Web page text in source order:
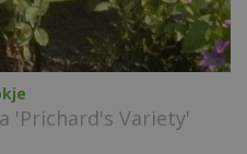
'Prichard's Variety'